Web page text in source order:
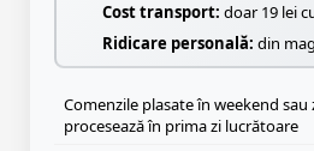
Cost transport: doar 19 lei
Ridicare personală: din
Comenzile plasate în weekend sau
procesează în prima zi lucrătoare